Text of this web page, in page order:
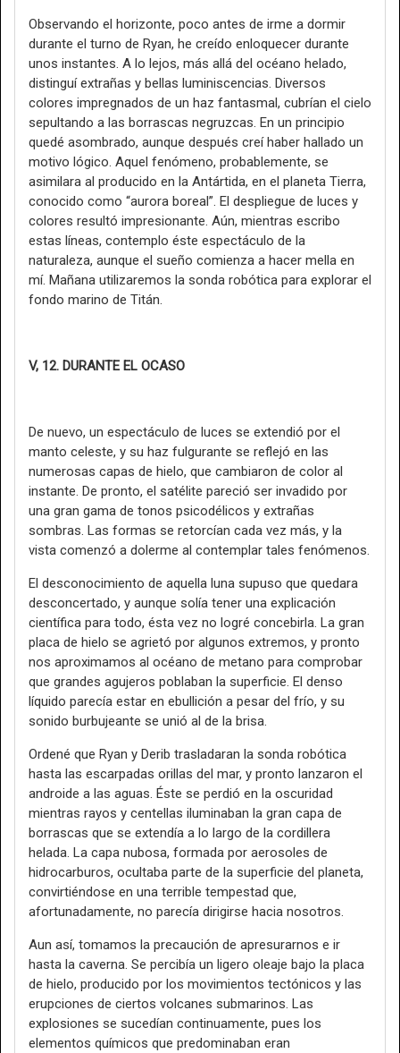
Observando el horizonte, poco antes de irme a dormir
durante el turno de Ryan, he creído enloquecer durante
unos instantes. A lo lejos, más allá del océano helado,
distinguí extrañas y bellas luminiscencias. Diversos
colores impregnados de un haz fantasmal, cubrían el cielo
sepultando a las borrascas negruzcas. En un principio
quedé asombrado, aunque después creí haber hallado un
motivo lógico. Aquel fenómeno, probablemente, se
asimilara al producido en la Antártida, en el planeta Tierra,
conocido como “aurora boreal”. El despliegue de luces y
colores resultó impresionante. Aún, mientras escribo
estas líneas, contemplo éste espectáculo de la
naturaleza, aunque el sueño comienza a hacer mella en
mí. Mañana utilizaremos la sonda robótica para explorar el
fondo marino de Titán.
V, 12. DURANTE EL OCASO
De nuevo, un espectáculo de luces se extendió por el
manto celeste, y su haz fulgurante se reflejó en las
numerosas capas de hielo, que cambiaron de color al
instante. De pronto, el satélite pareció ser invadido por
una gran gama de tonos psicodélicos y extrañas
sombras. Las formas se retorcían cada vez más, y la
vista comenzó a dolerme al contemplar tales fenómenos.
El desconocimiento de aquella luna supuso que quedara
desconcertado, y aunque solía tener una explicación
científica para todo, ésta vez no logré concebirla. La gran
placa de hielo se agrietó por algunos extremos, y pronto
nos aproximamos al océano de metano para comprobar
que grandes agujeros poblaban la superficie. El denso
líquido parecía estar en ebullición a pesar del frío, y su
sonido burbujeante se unió al de la brisa.
Ordené que Ryan y Derib trasladaran la sonda robótica
hasta las escarpadas orillas del mar, y pronto lanzaron el
androide a las aguas. Éste se perdió en la oscuridad
mientras rayos y centellas iluminaban la gran capa de
borrascas que se extendía a lo largo de la cordillera
helada. La capa nubosa, formada por aerosoles de
hidrocarburos, ocultaba parte de la superficie del planeta,
convirtiéndose en una terrible tempestad que,
afortunadamente, no parecía dirigirse hacia nosotros.
Aun así, tomamos la precaución de apresurarnos e ir
hasta la caverna. Se percibía un ligero oleaje bajo la placa
de hielo, producido por los movimientos tectónicos y las
erupciones de ciertos volcanes submarinos. Las
explosiones se sucedían continuamente, pues los
elementos químicos que predominaban eran